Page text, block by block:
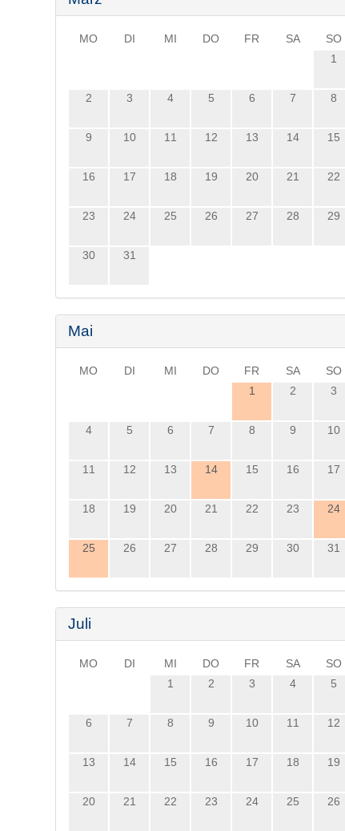
MO DI MI DO FR SA
SO
1
2 3 4 5 6 7 8
9 10 11 12 13 14 15
16 17 18 19 20 21 22
23 24 25 26 27 28 29
30 31
Mai
MO DI MI DO FR SA
SO
1
2 3
4 5 6 7 8 9 10
11 12 13 14 15 16 17
18 19 20 21 22 23 24
25 26 27 28 29 30 31
Juli
MO DI MI DO FR SA
SO
1
2 3 4 5
6 7 8 9 10 11 12
13 14 15 16 17 18 19
20 21 22 23 24 25 26